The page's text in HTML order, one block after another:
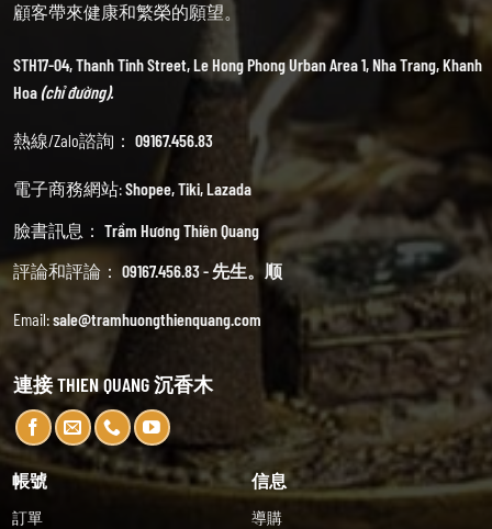
顧客帶來健康和繁榮的願望。
STH17-04, Thanh Tinh Street, Le Hong Phong Urban Area 1, Nha Trang, Khanh
Hoa(chỉ đường).
熱線/Zalo諮詢： 09167.456.83
電子商務網站:Shopee,Tiki,Lazada
臉書訊息： Trầm Hương Thiên Quang
評論和評論： 09167.456.83 - 先生。顺
Email:sale@tramhuongthienquang.com
連接 THIEN QUANG 沉香木
帳號
訂單
信息
導購